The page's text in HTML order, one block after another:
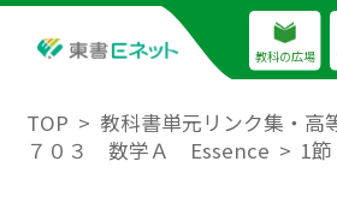
教科の広場
TOP
教科書単元リンク集・高
７０３ 数学Ａ Essence
1